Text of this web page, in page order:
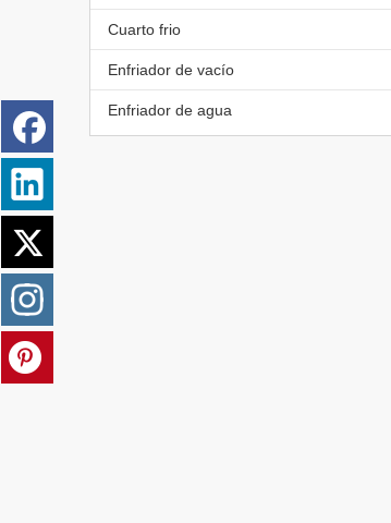
Cuarto frio
Enfriador de vacío
Enfriador de agua